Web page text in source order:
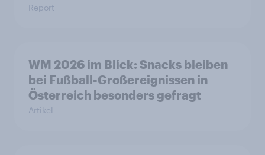
Report
WM 2026 im Blick: Snacks bleiben
bei Fußball-Großereignissen in
Österreich besonders gefragt
Artikel